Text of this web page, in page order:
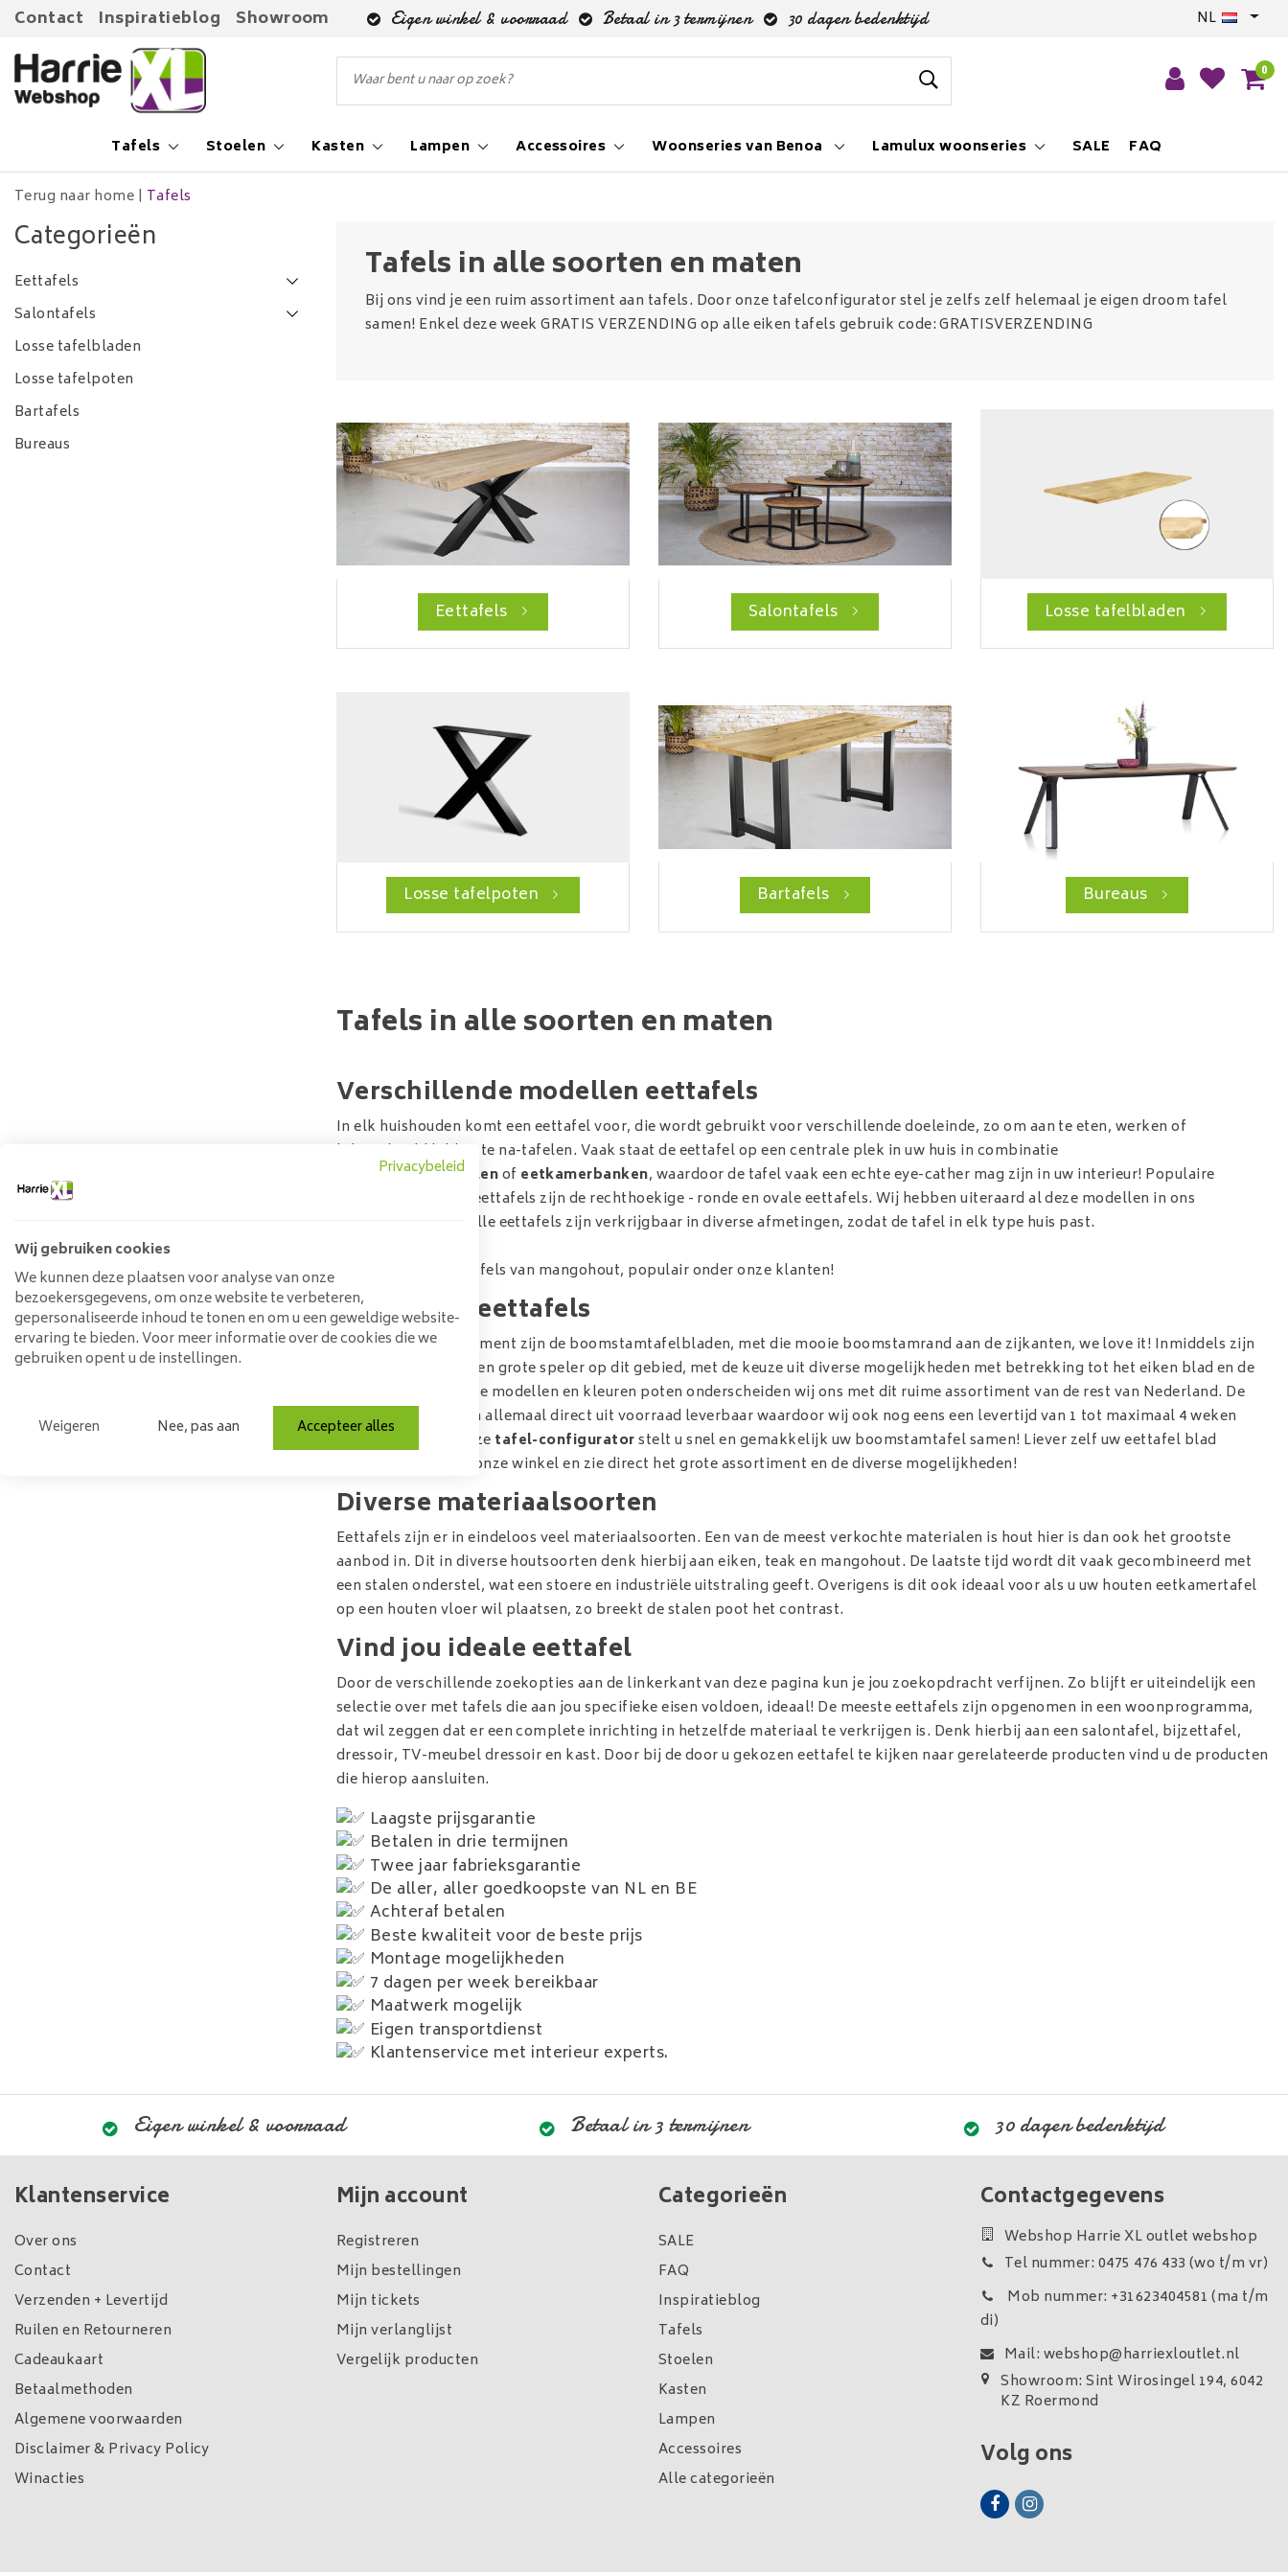
Contact Inspiratieblog Showroom Eigen winkel & voorraad Betaal in 3 termijnen 30 dagen bedenktijd NL
0
Tafels Stoelen Kasten Lampen Accessoires Woonseries van Benoa Lamulux woonseries SALE FAQ
Terug naar home | Tafels
Categorieën
Eettafels
Salontafels
Losse tafelbladen
Losse tafelpoten
Bartafels
Bureaus
Tafels in alle soorten en maten
Bij ons vind je een ruim assortiment aan tafels. Door onze tafelconfigurator stel je zelfs zelf helemaal je eigen droom tafel
samen! Enkel deze week GRATIS VERZENDING op alle eiken tafels gebruik code: GRATISVERZENDING
Eettafels Salontafels Losse tafelbladen
Losse tafelpoten Bartafels Bureaus
Tafels in alle soorten en maten
Verschillende modellen eettafels
In elk huishouden komt een eettafel voor, die wordt gebruikt voor verschillende doeleinde, zo om aan te eten, werken of
bijvoorbeeld lekker te na-tafelen. Vaak staat de eettafel op een centrale plek in uw huis in combinatie
eetkamerstoelenof eetkamerbanken, waardoor de tafel vaak een echte eye-cather mag zijn in uw interieur! Populaire
modellen onder de eettafels zijn de rechthoekige - ronde en ovale eettafels. Wij hebben uiteraard al deze modellen in ons
assortiment! Bijna alle eettafels zijn verkrijgbaar in diverse afmetingen, zodat de tafel in elk type huis past.
Tip: ontdek de eettafels van mangohout, populair onder onze klanten!
Boomstam eettafels
De trend van het moment zijn de boomstamtafelbladen, met die mooie boomstamrand aan de zijkanten, we love it! Inmiddels zijn
wij uitgegroeid als een grote speler op dit gebied, met de keuze uit diverse mogelijkheden met betrekking tot het eiken blad en de
ruim 60 verschillende modellen en kleuren poten onderscheiden wij ons met dit ruime assortiment van de rest van Nederland. De
bladen en poten zijn allemaal direct uit voorraad leverbaar waardoor wij ook nog eens een levertijd van 1 tot maximaal 4 weken
garanderen! Met onze tafel-configuratorstelt u snel en gemakkelijk uw boomstamtafel samen! Liever zelf uw eettafel blad
uitzoeken? Bezoek onze winkel en zie direct het grote assortiment en de diverse mogelijkheden!
Diverse materiaalsoorten
Eettafels zijn er in eindeloos veel materiaalsoorten. Een van de meest verkochte materialen is hout hier is dan ook het grootste
aanbod in. Dit in diverse houtsoorten denk hierbij aan eiken, teak en mangohout. De laatste tijd wordt dit vaak gecombineerd met
een stalen onderstel, wat een stoere en industriële uitstraling geeft. Overigens is dit ook ideaal voor als u uw houten eetkamertafel
op een houten vloer wil plaatsen, zo breekt de stalen poot het contrast.
Vind jou ideale eettafel
Door de verschillende zoekopties aan de linkerkant van deze pagina kun je jou zoekopdracht verfijnen. Zo blijft er uiteindelijk een
selectie over met tafels die aan jou specifieke eisen voldoen, ideaal! De meeste eettafels zijn opgenomen in een woonprogramma,
dat wil zeggen dat er een complete inrichting in hetzelfde materiaal te verkrijgen is. Denk hierbij aan een salontafel, bijzettafel,
dressoir, TV-meubel dressoir en kast. Door bij de door u gekozen eettafel te kijken naar gerelateerde producten vind u de producten
die hierop aansluiten.
Laagste prijsgarantie
Betalen in drie termijnen
Twee jaar fabrieksgarantie
De aller, aller goedkoopste van NL en BE
Achteraf betalen
Beste kwaliteit voor de beste prijs
Montage mogelijkheden
7 dagen per week bereikbaar
Maatwerk mogelijk
Eigen transportdienst
Klantenservice met interieur experts.
Eigen winkel & voorraad Betaal in 3 termijnen 30 dagen bedenktijd
Klantenservice
Over ons
Contact
Verzenden + Levertijd
Ruilen en Retourneren
Cadeaukaart
Betaalmethoden
Algemene voorwaarden
Disclaimer & Privacy Policy
Winacties
Mijn account
Registreren
Mijn bestellingen
Mijn tickets
Mijn verlanglijst
Vergelijk producten
Categorieën
SALE
FAQ
Inspiratieblog
Tafels
Stoelen
Kasten
Lampen
Accessoires
Alle categorieën
Contactgegevens
Webshop Harrie XL outlet webshop
Tel nummer: 0475 476 433 (wo t/m vr)
Mob nummer: +31623404581 (ma t/m
di)
Mail: webshop@harriexloutlet.nl
Showroom: Sint Wirosingel 194, 6042
KZ Roermond
Volg ons
Privacybeleid
Wij gebruiken cookies
We kunnen deze plaatsen voor analyse van onze
bezoekersgegevens, om onze website te verbeteren,
gepersonaliseerde inhoud te tonen en om u een geweldige website-
ervaring te bieden. Voor meer informatie over de cookies die we
gebruiken opent u de instellingen.
Weigeren Nee, pas aan Accepteer alles